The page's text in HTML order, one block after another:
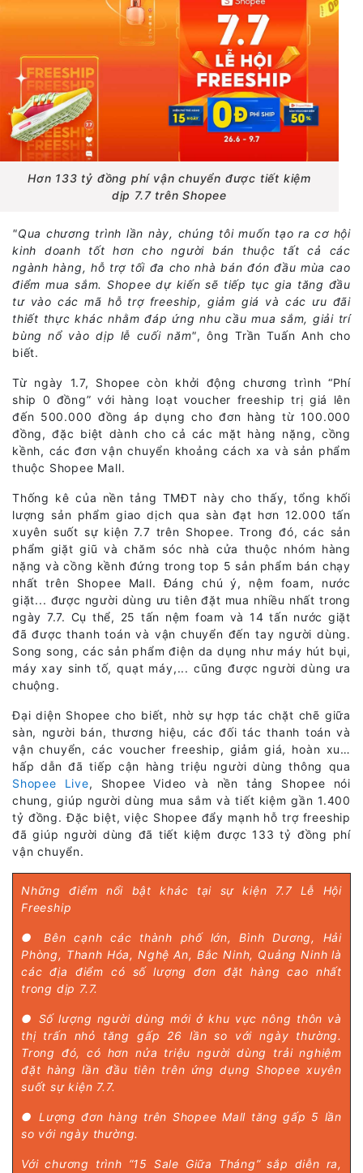
Hơn 133 tỷ đồng phí vận chuyển được tiết kiệm
dịp 7.7 trên Shopee
"Qua chương trình lần này, chúng tôi muốn tạo ra cơ hội
kinh doanh tốt hơn cho người bán thuộc tất cả các
ngành hàng, hỗ trợ tối đa cho nhà bán đón đầu mùa cao
điểm mua sắm. Shopee dự kiến sẽ tiếp tục gia tăng đầu
tư vào các mã hỗ trợ freeship, giảm giá và các ưu đãi
thiết thực khác nhằm đáp ứng nhu cầu mua sắm, giải trí
bùng nổ vào dịp lễ cuối năm", ông Trần Tuấn Anh cho
biết.
Từ ngày 1.7, Shopee còn khởi động chương trình “Phí
ship 0 đồng” với hàng loạt voucher freeship trị giá lên
đến 500.000 đồng áp dụng cho đơn hàng từ 100.000
đồng, đặc biệt dành cho cả các mặt hàng nặng, cồng
kềnh, các đơn vận chuyển khoảng cách xa và sản phẩm
thuộc Shopee Mall.
Thống kê của nền tảng TMĐT này cho thấy, tổng khối
lượng sản phẩm giao dịch qua sàn đạt hơn 12.000 tấn
xuyên suốt sự kiện 7.7 trên Shopee. Trong đó, các sản
phẩm giặt giũ và chăm sóc nhà cửa thuộc nhóm hàng
nặng và cồng kềnh đứng trong top 5 sản phẩm bán chạy
nhất trên Shopee Mall. Đáng chú ý, nệm foam, nước
giặt... được người dùng ưu tiên đặt mua nhiều nhất trong
ngày 7.7. Cụ thể, 25 tấn nệm foam và 14 tấn nước giặt
đã được thanh toán và vận chuyển đến tay người dùng.
Song song, các sản phẩm điện da dụng như máy hút bụi,
máy xay sinh tố, quạt máy,... cũng được người dùng ưa
chuộng.
Đại diện Shopee cho biết, nhờ sự hợp tác chặt chẽ giữa
sàn, người bán, thương hiệu, các đối tác thanh toán và
vận chuyển, các voucher freeship, giảm giá, hoàn xu…
hấp dẫn đã tiếp cận hàng triệu người dùng thông qua
Shopee Live, Shopee Video và nền tảng Shopee nói
chung, giúp người dùng mua sắm và tiết kiệm gần 1.400
tỷ đồng. Đặc biệt, việc Shopee đẩy mạnh hỗ trợ freeship
đã giúp người dùng đã tiết kiệm được 133 tỷ đồng phí
vận chuyển.
Những điểm nổi bật khác tại sự kiện 7.7 Lễ Hội
Freeship
● Bên cạnh các thành phố lớn, Bình Dương, Hải
Phòng, Thanh Hóa, Nghệ An, Bắc Ninh, Quảng Ninh là
các địa điểm có số lượng đơn đặt hàng cao nhất
trong dịp 7.7.
● Số lượng người dùng mới ở khu vực nông thôn và
thị trấn nhỏ tăng gấp 26 lần so với ngày thường.
Trong đó, có hơn nửa triệu người dùng trải nghiệm
đặt hàng lần đầu tiên trên ứng dụng Shopee xuyên
suốt sự kiện 7.7.
● Lượng đơn hàng trên Shopee Mall tăng gấp 5 lần
so với ngày thường.
Với chương trình “15 Sale Giữa Tháng” sắp diễn ra,